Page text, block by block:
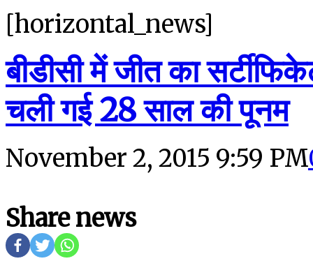
[horizontal_news]
बीडीसी में जीत का
चली गई 28 साल की पूनम
November 2, 2015 9:59 PM
Share news